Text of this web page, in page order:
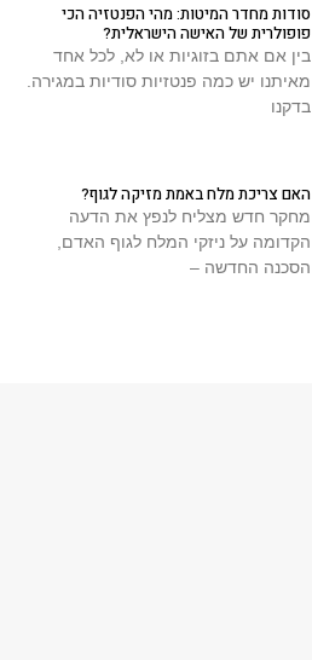
סודות מחדר המיטות: מהי הפנטזיה הכי
פופולרית של האישה הישראלית?
בין אם אתם בזוגיות או לא, לכל אחד
מאיתנו יש כמה פנטזיות סודיות במגירה.
בדקנו
האם צריכת מלח באמת מזיקה לגוף?
מחקר חדש מצליח לנפץ את הדעה
הקדומה על ניזקי המלח לגוף האדם,
הסכנה החדשה –